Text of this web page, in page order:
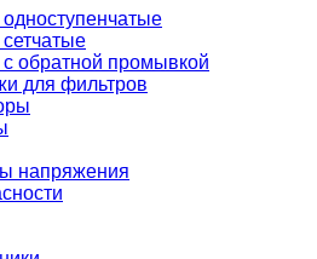
обратной промывкой
для фильтров
напряжения